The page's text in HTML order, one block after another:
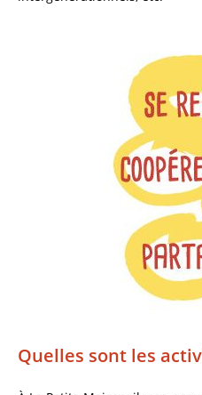
Quelles sont les